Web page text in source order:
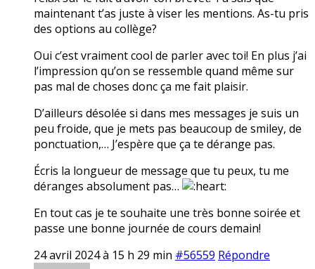
maintenant t’as juste à viser les mentions. As-tu pris
des options au collège?
Oui c’est vraiment cool de parler avec toi! En plus j’ai
l’impression qu’on se ressemble quand même sur
pas mal de choses donc ça me fait plaisir.
D’ailleurs désolée si dans mes messages je suis un
peu froide, que je mets pas beaucoup de smiley, de
ponctuation,… J’espère que ça te dérange pas.
Écris la longueur de message que tu peux, tu me
déranges absolument pas…
En tout cas je te souhaite une très bonne soirée et
passe une bonne journée de cours demain!
24 avril 2024 à 15 h 29 min #56559 Répondre